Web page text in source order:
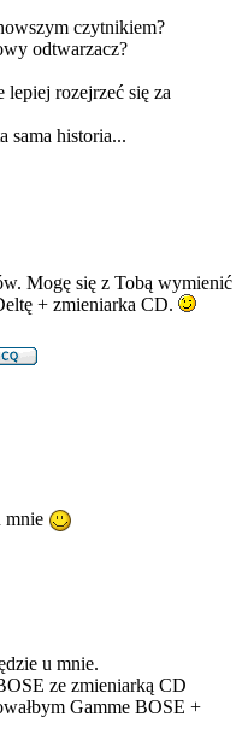
czytnikiem?
odtwarzacz?
rozejrzeć się za
sama historia...
Mogę się z Tobą wymienić
+ zmieniarka CD.
mnie
u mnie.
ze zmieniarką CD
Gamme BOSE +